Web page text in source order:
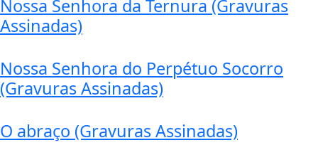
Nossa Senhora da Ternura (Gravuras
Assinadas)
Nossa Senhora do Perpétuo Socorro
(Gravuras Assinadas)
O abraço (Gravuras Assinadas)